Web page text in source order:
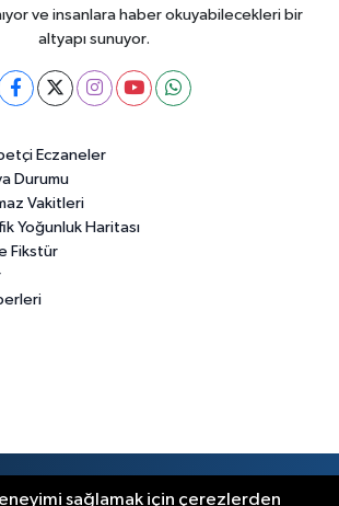
ve insanlara haber okuyabilecekleri bir
altyapı sunuyor.
Eczaneler
Durumu
Vakitleri
Yoğunluk Haritası
Fikstür
sağlamak için çerezlerden